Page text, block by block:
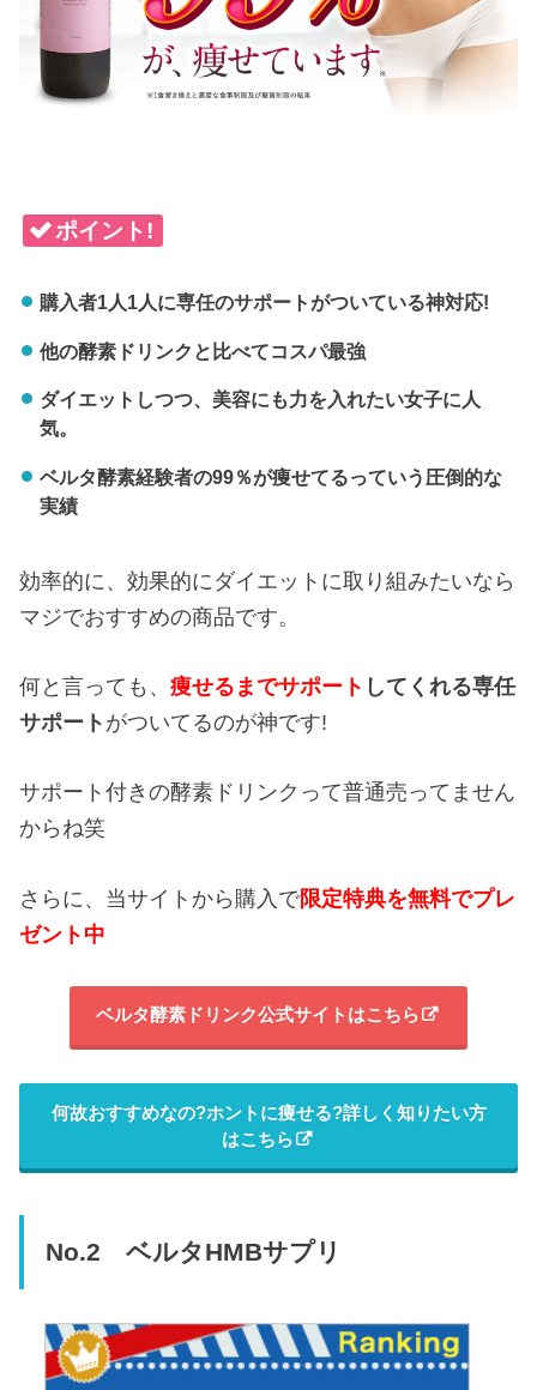
ポイント!
購入者1人1人に専任のサポートがついている神対応!
他の酵素ドリンクと比べてコスパ最強
ダイエットしつつ、美容にも力を入れたい女子に人
気。
ベルタ酵素経験者の99％が痩せてるっていう圧倒的な
実績
効率的に、効果的にダイエットに取り組みたいなら
マジでおすすめの商品です。
何と言っても、痩せるまでサポート してくれる専任
サポート がついてるのが神です!
サポート付きの酵素ドリンクって普通売ってません
からね笑
さらに、当サイトから購入で限定特典を無料でプレ
ゼント中
ベルタ酵素ドリンク公式サイトはこちら
何故おすすめなの?ホントに痩せる?詳しく知りたい方
はこちら
No.2 ベルタHMBサプリ